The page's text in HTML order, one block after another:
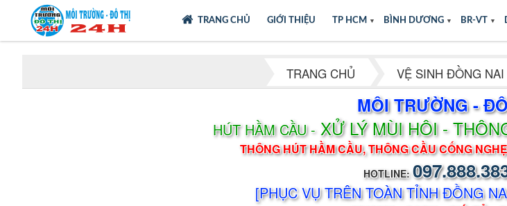
TRANG CHỦ GIỚI THIỆU TP HCM ▼ BÌNH DƯƠNG ▼ BR-VT ▼
TRANG CHỦ VỆ SINH ĐỒNG NAI
MÔI TRƯỜNG -
HÚT HẦM CẦU - XỬ LÝ MÙI HÔI -
THÔNG HÚT HẦM CẦU, THÔNG CẦU CỐNG
HOTLINE:
[PHỤC VỤ TRÊN TOÀN TỈNH ĐỒNG